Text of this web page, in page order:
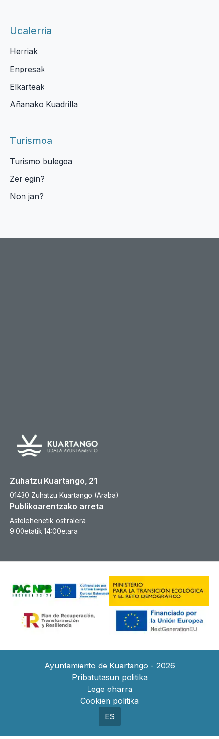
Udalerria
Herriak
Enpresak
Elkarteak
Añanako Kuadrilla
Turismoa
Turismo bulegoa
Zer egin?
Non jan?
Zuhatzu Kuartango, 21
01430 Zuhatzu Kuartango (Araba)
Publikoarentzako arreta
Astelehenetik ostiralera
9:00etatik 14:00etara
Ayuntamiento de Kuartango - 2026
Pribatutasun politika
Lege oharra
Cookien politika
ES